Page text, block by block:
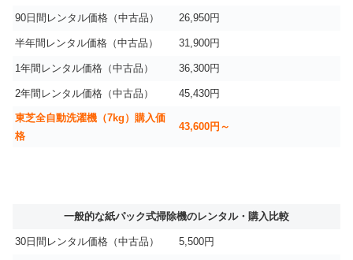
90日間レンタル価格（中古品） 26,950円
半年間レンタル価格（中古品） 31,900円
1年間レンタル価格（中古品） 36,300円
2年間レンタル価格（中古品） 45,430円
東芝全自動洗濯機（7kg）購入価
格
43,600円～
一般的な紙パック式掃除機のレンタル・購入比較
30日間レンタル価格（中古品） 5,500円